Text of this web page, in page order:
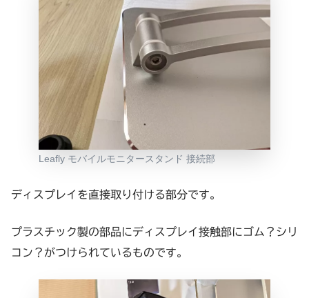
Leafly モバイルモニタースタンド 接続部
ディスプレイを直接取り付ける部分です。
プラスチック製の部品にディスプレイ接触部にゴム？シリ
コン？がつけられているものです。